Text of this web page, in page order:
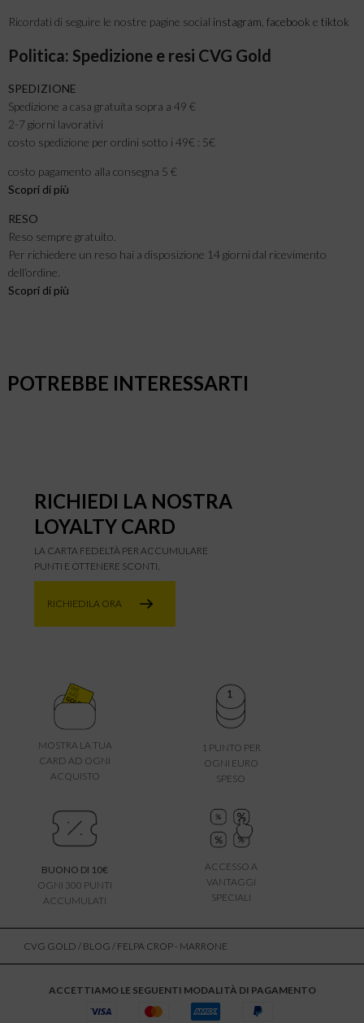
Ricordati di seguire le nostre pagine social instagram facebook e tiktok
Politica: Spedizione e resi CVG Gold
SPEDIZIONE
Spedizione a casa gratuita sopra a 49 €
2-7 giorni lavorativi
costo spedizione per ordini sotto i 49€ : 5€
costo pagamento alla consegna 5 €
Scopri di più
RESO
Reso sempre gratuito.
Per richiedere un reso hai a disposizione 14 giorni dal ricevimento
dell’ordine.
Scopri di più
POTREBBE INTERESSARTI
RICHIEDI LA NOSTRA
LOYALTY CARD
LA CARTA FEDELTÀ PER ACCUMULARE
PUNTI E OTTENERE SCONTI.
RICHIEDILA ORA
MOSTRA LA TUA
CARD AD OGNI
ACQUISTO
1 PUNTO PER
OGNI EURO
SPESO
BUONO DI 10€
OGNI 300 PUNTI
ACCUMULATI
ACCESSO A
VANTAGGI
SPECIALI
CVG GOLD / BLOG / FELPA CROP - MARRONE
ACCETTIAMO LE SEGUENTI MODALITÀ DI PAGAMENTO